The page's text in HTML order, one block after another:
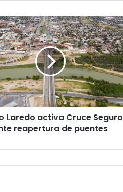
Laredo activa Cruce Seguro
reapertura de puentes